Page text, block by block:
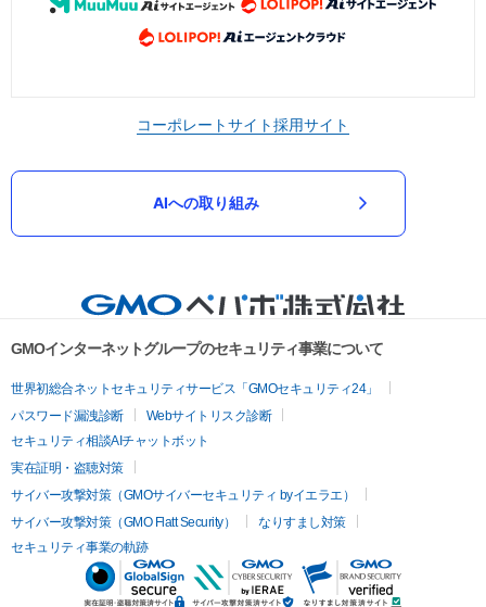
コーポレートサイト採用サイト
AIへの取り組み
GMOインターネットグループのセキュリティ事業について
世界初総合ネットセキュリティサービス「GMOセキュリティ24」
パスワード漏洩診断
Webサイトリスク診断
セキュリティ相談AIチャットボット
実在証明・盗聴対策
サイバー攻撃対策（GMOサイバーセキュリティ byイエラエ）
サイバー攻撃対策（GMO Flatt Security）
なりすまし対策
セキュリティ事業の軌跡